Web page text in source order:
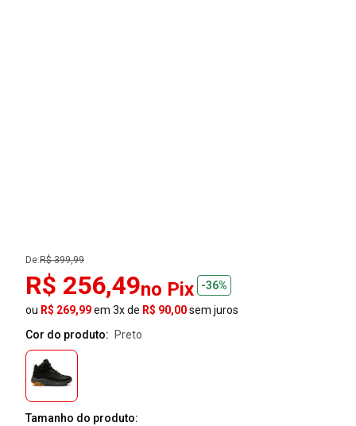
De:R$ 399,99
R$ 256,49no Pix
-36%
ou R$ 269,99em 3x de R$ 90,00sem juros
Cor do produto:
preto
Tamanho do produto: